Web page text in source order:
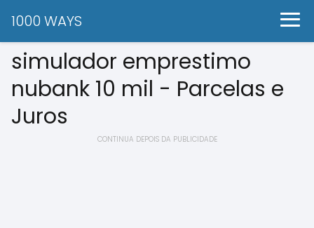
1000 WAYS
simulador emprestimo
nubank 10 mil - Parcelas e
Juros
CONTINUA DEPOIS DA PUBLICIDADE